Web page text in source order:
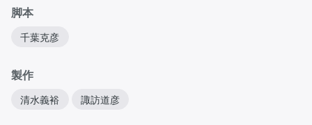
脚本
千葉克彦
製作
清水義裕 諏訪道彦